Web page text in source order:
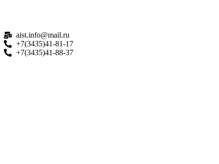
aist.info@mail.ru
+7(3435)41-81-17
+7(3435)41-88-37